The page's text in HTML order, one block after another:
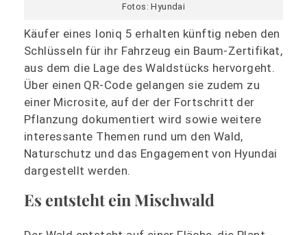
Fotos: Hyundai
Käufer eines Ioniq 5 erhalten künftig neben den
Schlüsseln für ihr Fahrzeug ein Baum-Zertifikat,
aus dem die Lage des Waldstücks hervorgeht.
Über einen QR-Code gelangen sie zudem zu
einer Microsite, auf der der Fortschritt der
Pflanzung dokumentiert wird sowie weitere
interessante Themen rund um den Wald,
Naturschutz und das Engagement von Hyundai
dargestellt werden.
Es entsteht ein Mischwald